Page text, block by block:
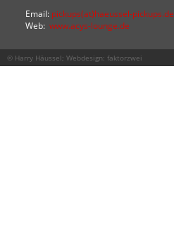
Email: pickups(at)haeussel-pickups.de
Web: www.acys-lounge.de
© Harry Häussel; Webdesign: faktorzwei